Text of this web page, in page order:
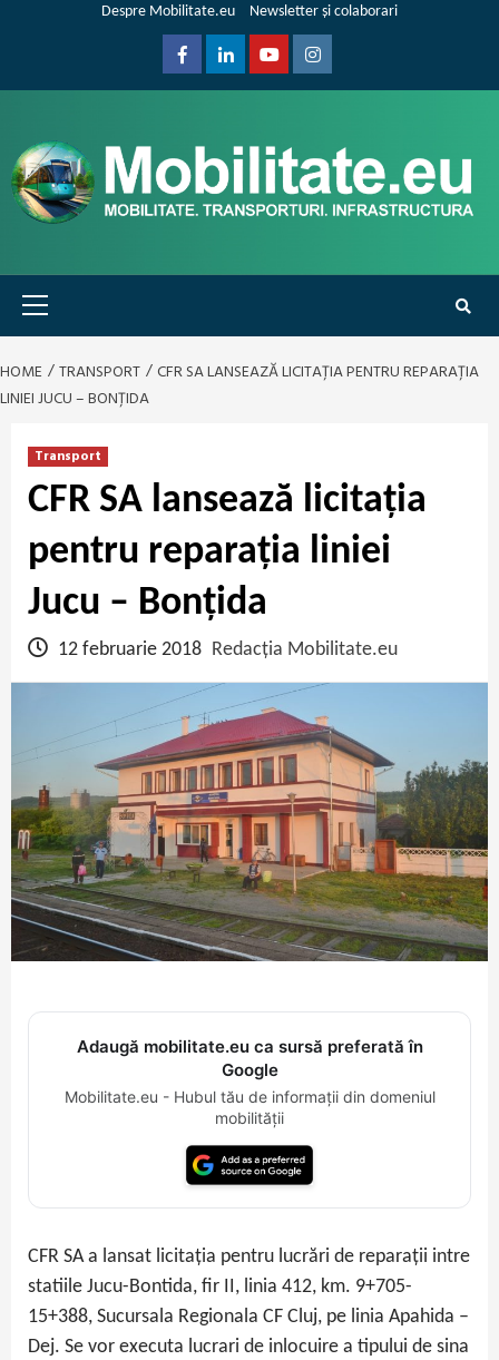
Despre Mobilitate.eu Newsletter și colaborari
FacebookLinkedinYoutubeInstagram
Primary
Menu
HOME TRANSPORT
CFR SA LANSEAZĂ LICITAȚIA PENTRU REPARAȚIA
LINIEI JUCU – BONȚIDA
Transport
CFR SA lansează licitația
pentru reparația liniei
Jucu – Bonțida
12 februarie 2018 Redacția Mobilitate.eu
Adaugă mobilitate.eu ca sursă preferată în
Google
Mobilitate.eu - Hubul tău de informații din domeniul
mobilității
CFR SA a lansat licitația pentru lucrări de reparații intre
statiile Jucu-Bontida, fir II, linia 412, km. 9+705-
15+388, Sucursala Regionala CF Cluj, pe linia Apahida –
Dej. Se vor executa lucrari de inlocuire a tipului de sina